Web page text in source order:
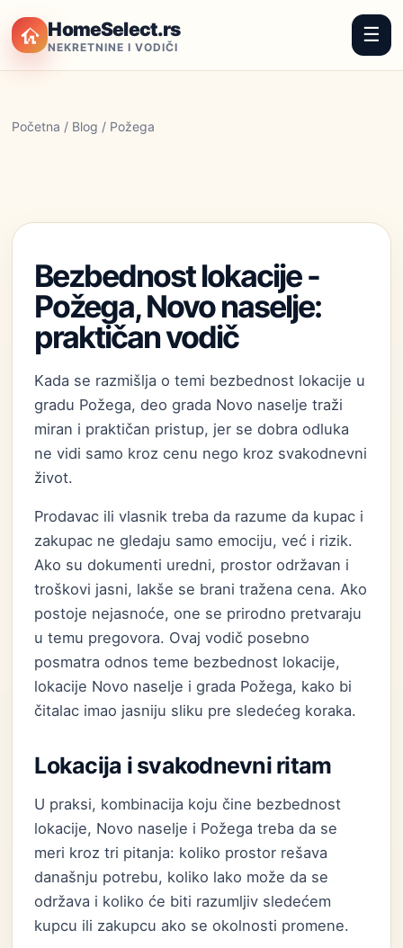
HomeSelect.rs
NEKRETNINE I VODIČI
☰
Početna / Blog / Požega
Bezbednost lokacije -
Požega, Novo naselje:
praktičan vodič
Kada se razmišlja o temi bezbednost lokacije u
gradu Požega, deo grada Novo naselje traži
miran i praktičan pristup, jer se dobra odluka
ne vidi samo kroz cenu nego kroz svakodnevni
život.
Prodavac ili vlasnik treba da razume da kupac i
zakupac ne gledaju samo emociju, već i rizik.
Ako su dokumenti uredni, prostor održavan i
troškovi jasni, lakše se brani tražena cena. Ako
postoje nejasnoće, one se prirodno pretvaraju
u temu pregovora. Ovaj vodič posebno
posmatra odnos teme bezbednost lokacije,
lokacije Novo naselje i grada Požega, kako bi
čitalac imao jasniju sliku pre sledećeg koraka.
Lokacija i svakodnevni ritam
U praksi, kombinacija koju čine bezbednost
lokacije, Novo naselje i Požega treba da se
meri kroz tri pitanja: koliko prostor rešava
današnju potrebu, koliko lako može da se
održava i koliko će biti razumljiv sledećem
kupcu ili zakupcu ako se okolnosti promene.